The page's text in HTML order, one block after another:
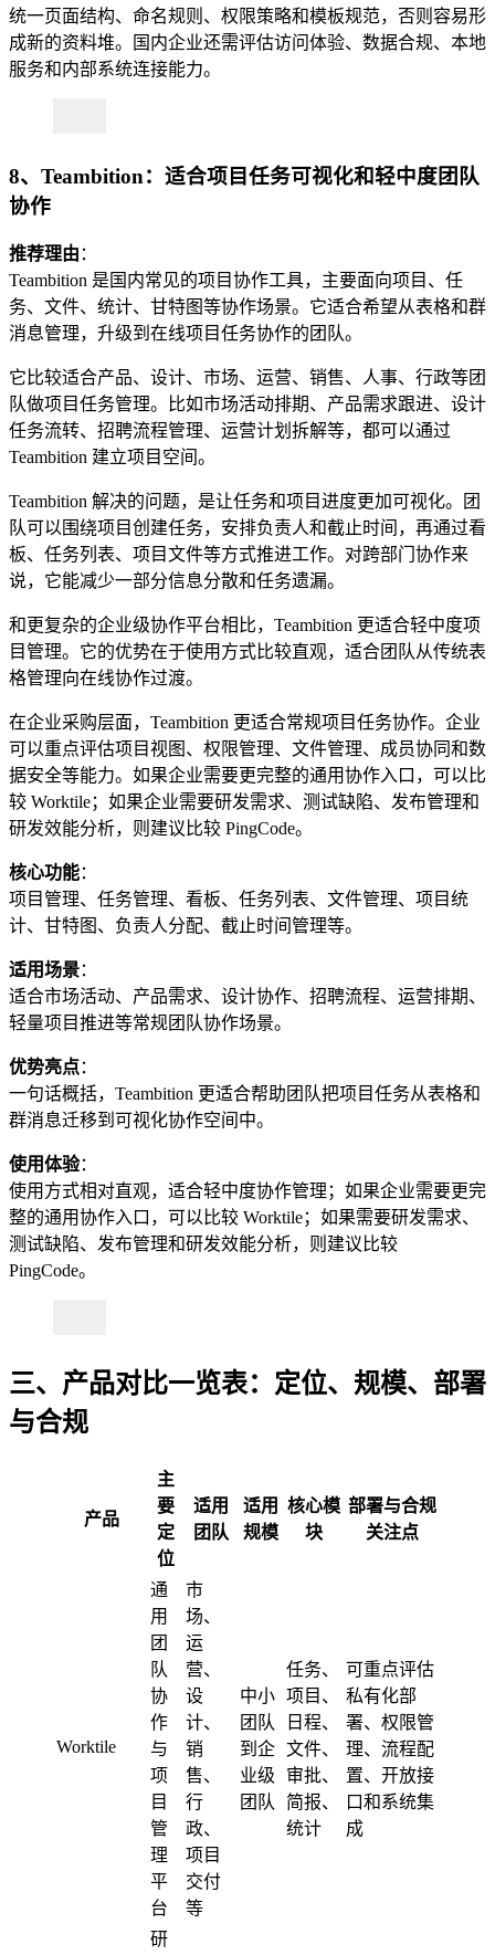
统一页面结构、命名规则、权限策略和模板规范，否则容易形
成新的资料堆。国内企业还需评估访问体验、数据合规、本地
服务和内部系统连接能力。
8、Teambition：适合项目任务可视化和轻中度团队
协作
推荐理由 ：
Teambition 是国内常见的项目协作工具，主要面向项目、任
务、文件、统计、甘特图等协作场景。它适合希望从表格和群
消息管理，升级到在线项目任务协作的团队。
它比较适合产品、设计、市场、运营、销售、人事、行政等团
队做项目任务管理。比如市场活动排期、产品需求跟进、设计
任务流转、招聘流程管理、运营计划拆解等，都可以通过
Teambition 建立项目空间。
Teambition 解决的问题，是让任务和项目进度更加可视化。团
队可以围绕项目创建任务，安排负责人和截止时间，再通过看
板、任务列表、项目文件等方式推进工作。对跨部门协作来
说，它能减少一部分信息分散和任务遗漏。
和更复杂的企业级协作平台相比，Teambition 更适合轻中度项
目管理。它的优势在于使用方式比较直观，适合团队从传统表
格管理向在线协作过渡。
在企业采购层面，Teambition 更适合常规项目任务协作。企业
可以重点评估项目视图、权限管理、文件管理、成员协同和数
据安全等能力。如果企业需要更完整的通用协作入口，可以比
较 Worktile；如果企业需要研发需求、测试缺陷、发布管理和
研发效能分析，则建议比较 PingCode。
核心功能：
项目管理、任务管理、看板、任务列表、文件管理、项目统
计、甘特图、负责人分配、截止时间管理等。
适用场景：
适合市场活动、产品需求、设计协作、招聘流程、运营排期、
轻量项目推进等常规团队协作场景。
优势亮点：
一句话概括，Teambition 更适合帮助团队把项目任务从表格和
群消息迁移到可视化协作空间中。
使用体验：
使用方式相对直观，适合轻中度协作管理；如果企业需要更完
整的通用协作入口，可以比较 Worktile；如果需要研发需求、
测试缺陷、发布管理和研发效能分析，则建议比较
PingCode。
三、产品对比一览表：定位、规模、部署
与合规
产品
主
要
定
位
适用
团队
适用
规模
核心模
块
部署与合规
关注点
Worktile
通
用
团
队
协
作
与
项
目
管
理
平
台
市
场、
运
营、
设
计、
销
售、
行
政、
项目
交付
等
中小
团队
到企
业级
团队
任务、
项目、
日程、
文件、
审批、
简报、
统计
可重点评估
私有化部
署、权限管
理、流程配
置、开放接
口和系统集
成
研